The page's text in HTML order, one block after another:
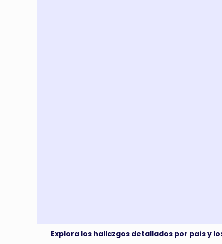
Explora los hallazgos detallados por país y